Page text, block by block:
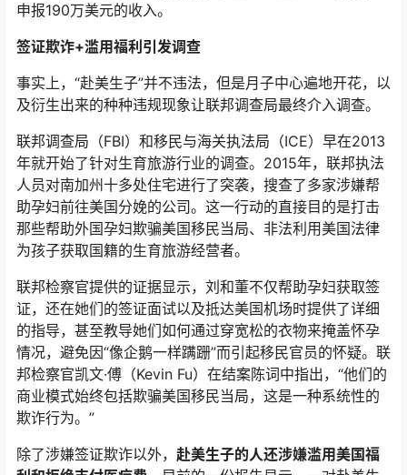
申报190万美元的收入。
签证欺诈+滥用福利引发调查
事实上，“赴美生子”并不违法，但是月子中心遍地开花，以
及衍生出来的种种违规现象让联邦调查局最终介入调查。
联邦调查局（FBI）和移民与海关执法局（ICE）早在2013
年就开始了针对生育旅游行业的调查。2015年，联邦执法
人员对南加州十多处住宅进行了突袭，搜查了多家涉嫌帮
助孕妇前往美国分娩的公司。这一行动的直接目的是打击
那些帮助外国孕妇欺骗美国移民当局、非法利用美国法律
为孩子获取国籍的生育旅游经营者。
联邦检察官提供的证据显示，刘和董不仅帮助孕妇获取签
证，还在她们的签证面试以及抵达美国机场时提供了详细
的指导，甚至教导她们如何通过穿宽松的衣物来掩盖怀孕
情况，避免因“像企鹅一样蹒跚”而引起移民官员的怀疑。联
邦检察官凯文·傅（Kevin Fu）在结案陈词中指出，“他们的
商业模式始终包括欺骗美国移民当局，这是一种系统性的
欺诈行为。”
除了涉嫌签证欺诈以外， 赴美生子的人还涉嫌滥用美国福